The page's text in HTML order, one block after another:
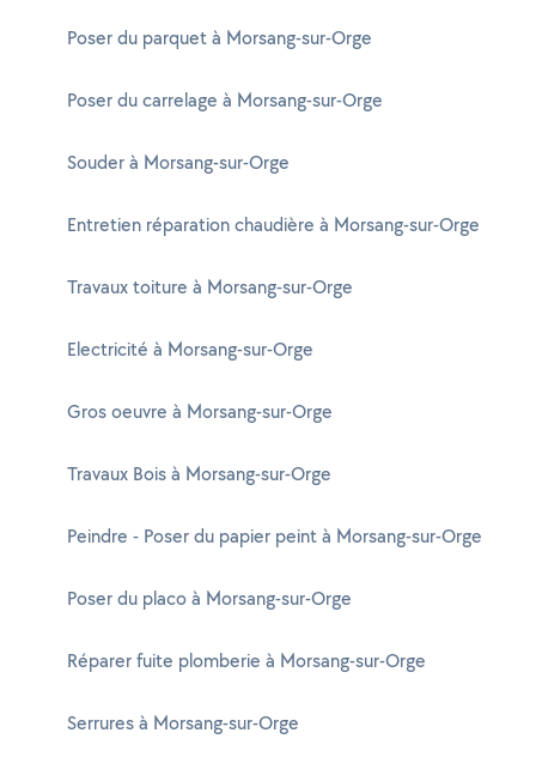
Poser du parquet à Morsang-sur-Orge
Poser du carrelage à Morsang-sur-Orge
Souder à Morsang-sur-Orge
Entretien réparation chaudière à Morsang-sur-Orge
Travaux toiture à Morsang-sur-Orge
Electricité à Morsang-sur-Orge
Gros oeuvre à Morsang-sur-Orge
Travaux Bois à Morsang-sur-Orge
Peindre - Poser du papier peint à Morsang-sur-Orge
Poser du placo à Morsang-sur-Orge
Réparer fuite plomberie à Morsang-sur-Orge
Serrures à Morsang-sur-Orge